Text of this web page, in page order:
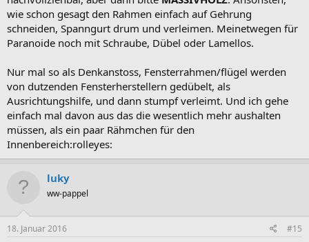
wie schon gesagt den Rahmen einfach auf Gehrung
schneiden, Spanngurt drum und verleimen. Meinetwegen für
Paranoide noch mit Schraube, Dübel oder Lamellos.
Nur mal so als Denkanstoss, Fensterrahmen/flügel werden
von dutzenden Fensterherstellern gedübelt, als
Ausrichtungshilfe, und dann stumpf verleimt. Und ich gehe
einfach mal davon aus das die wesentlich mehr aushalten
müssen, als ein paar Rähmchen für den
Innenbereich:rolleyes:
luky
ww-pappel
18. Januar 2016 #15